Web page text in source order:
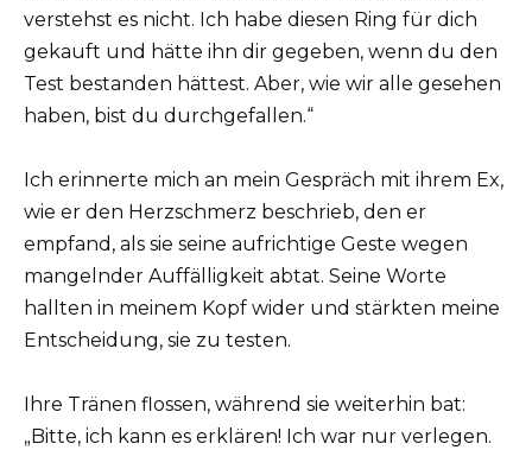
verstehst es nicht. Ich habe diesen Ring für dich
gekauft und hätte ihn dir gegeben, wenn du den
Test bestanden hättest. Aber, wie wir alle gesehen
haben, bist du durchgefallen.“
Ich erinnerte mich an mein Gespräch mit ihrem Ex,
wie er den Herzschmerz beschrieb, den er
empfand, als sie seine aufrichtige Geste wegen
mangelnder Auffälligkeit abtat. Seine Worte
hallten in meinem Kopf wider und stärkten meine
Entscheidung, sie zu testen.
Ihre Tränen flossen, während sie weiterhin bat:
„Bitte, ich kann es erklären! Ich war nur verlegen.